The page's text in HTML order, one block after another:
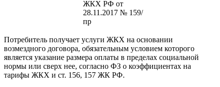
ЖКХ РФ от
28.11.2017 № 159/
пр
Потребитель получает услуги ЖКХ на основании
возмездного договора, обязательным условием которого
является указание размера оплаты в пределах социальной
нормы или сверх нее, согласно ФЗ о коэффициентах на
тарифы ЖКХ и ст. 156, 157 ЖК РФ.